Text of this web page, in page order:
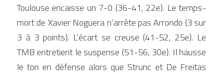
Toulouse encaisse un 7-0 (36-41, 22e). Le temps-
mort de Xavier Noguera n’arrête pas Arrondo (3 sur
3 à 3 points). L’écart se creuse (41-52, 25e). Le
TMB entretient le suspense (51-56, 30e). Il hausse
le ton en défense alors que Strunc et De Freitas